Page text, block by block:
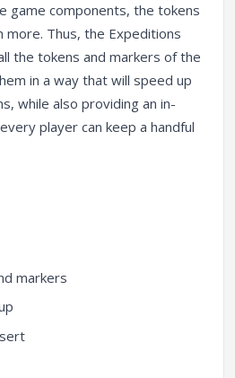
game components, the tokens
Thus, the Expeditions
the tokens and markers of the
in a way that will speed up
while also providing an in-
player can keep a handful
markers